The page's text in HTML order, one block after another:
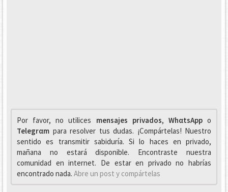
Por favor, no utilices mensajes privados, WhαtsAppo
Telegrαm para resolver tus dudas. ¡Compártelas! Nuestro
sentido es transmitir sabiduría. Si lo haces en privado,
mañana no estará disponible. Encontraste nuestra
comunidad en internet. De estar en privado no habrías
encontrado nada. Abre un post y compártelas